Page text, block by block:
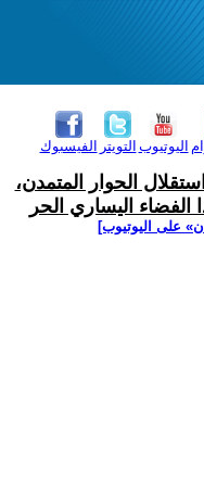
الفيسبوك التويتر اليوتيوب
الحوار المتمدن،
اليساري الحر
على اليوتيوب]